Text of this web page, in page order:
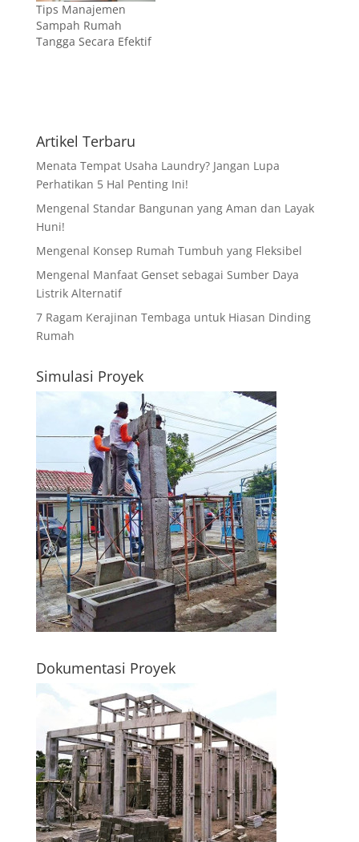
Tips Manajemen
Sampah Rumah
Tangga Secara Efektif
Artikel Terbaru
Menata Tempat Usaha Laundry? Jangan Lupa
Perhatikan 5 Hal Penting Ini!
Mengenal Standar Bangunan yang Aman dan Layak
Huni!
Mengenal Konsep Rumah Tumbuh yang Fleksibel
Mengenal Manfaat Genset sebagai Sumber Daya
Listrik Alternatif
7 Ragam Kerajinan Tembaga untuk Hiasan Dinding
Rumah
Simulasi Proyek
Dokumentasi Proyek